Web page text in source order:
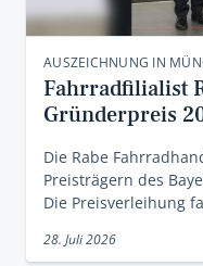
AUSZEICHNUNG IN
Fahrradfilialist
Gründerpreis
Die Rabe
Preisträgern des
Die Preisverleihung
28. Juli 2026